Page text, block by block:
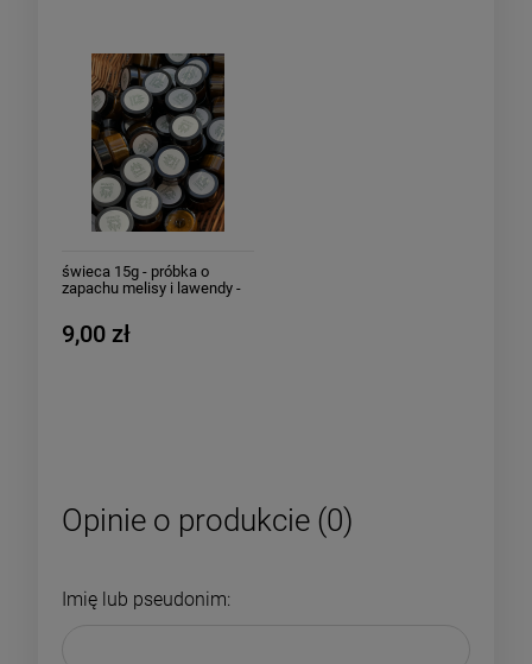
świeca 15g - próbka o
zapachu melisy i lawendy -
9,00 zł
Opinie o produkcie (0)
Imię lub pseudonim: